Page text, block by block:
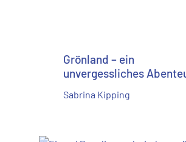
Grönland – ein
unvergessliches
Sabrina Kipping